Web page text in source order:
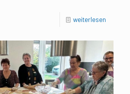
weiterlesen